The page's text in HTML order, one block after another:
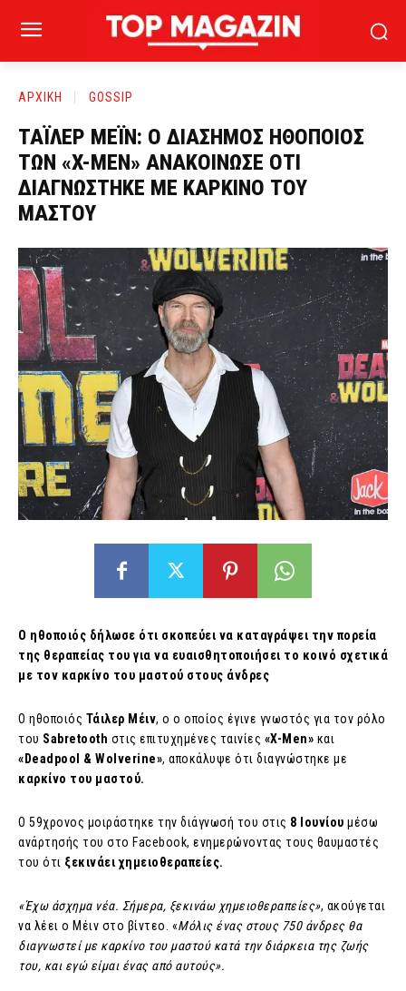
ΑΡΧΙΚΗ GOSSIP
ΤΑΪΛΕΡ ΜΕΪΝ: Ο ΔΙΑΣΗΜΟΣ ΗΘΟΠΟΙΟΣ
ΤΩΝ «X-MEN» ΑΝΑΚΟΙΝΩΣΕ ΟΤΙ
ΔΙΑΓΝΩΣΤΗΚΕ ΜΕ ΚΑΡΚΙΝΟ ΤΟΥ
ΜΑΣΤΟΥ
Ο ηθοποιός δήλωσε ότι σκοπεύει να καταγράψει την πορεία
της θεραπείας του για να ευαισθητοποιήσει το κοινό σχετικά
με τον καρκίνο του μαστού στους άνδρες
Ο ηθοποιός Τάιλερ Μέιν, ο ο οποίος έγινε γνωστός για τον ρόλο
του Sabretooth στις επιτυχημένες ταινίες «X-Men» και
«Deadpool & Wolverine», αποκάλυψε ότι διαγνώστηκε με
καρκίνο του μαστού.
Ο 59χρονος μοιράστηκε την διάγνωσή του στις 8 Ιουνίου μέσω
ανάρτησής του στο Facebook, ενημερώνοντας τους θαυμαστές
του ότι ξεκινάει χημειοθεραπείες.
«Έχω άσχημα νέα. Σήμερα, ξεκινάω χημειοθεραπείες», ακούγεται
να λέει ο Μέιν στο βίντεο. «Μόλις ένας στους 750 άνδρες θα
διαγνωστεί με καρκίνο του μαστού κατά την διάρκεια της ζωής
του, και εγώ είμαι ένας από αυτούς».